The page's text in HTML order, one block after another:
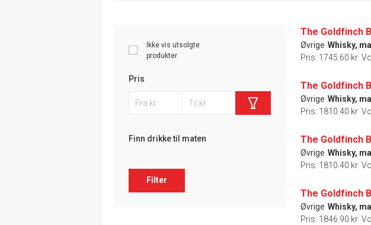
Ikke vis utsolgte
produkter
Pris
Finn drikke til maten
Filter
The Goldfinch
Øvrige Whisky,
Pris: 1745.60 kr
The Goldfinch
Øvrige Whisky,
Pris: 1810.40 kr
The Goldfinch
Øvrige Whisky,
Pris: 1810.40 kr
The Goldfinch
Øvrige Whisky,
Pris: 1846.90 kr